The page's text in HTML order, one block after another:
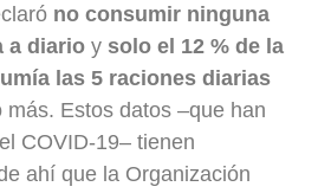
no consumir ninguna
a diarioy solo el 12 % de la
las 5 raciones diarias
más. Estos datos –que han
COVID-19– tienen
ahí que la Organización